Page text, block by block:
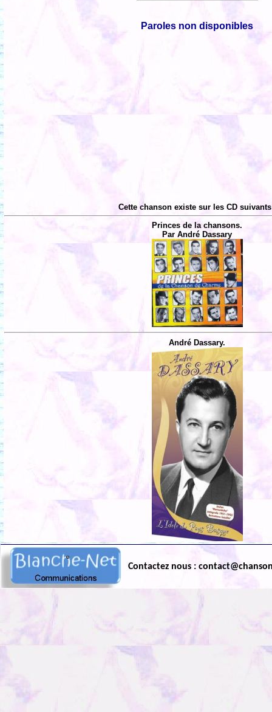
Paroles non disponibles
Cette chanson existe sur les CD
Princes de la chansons.
Par André Dassary
André Dassary.
Contactez nous :